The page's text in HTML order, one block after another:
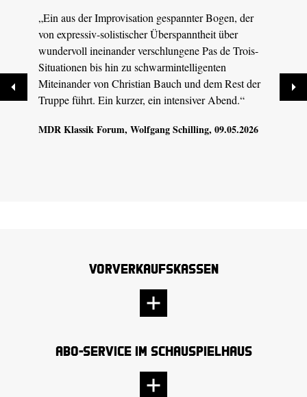
„Ein aus der Improvisation gespannter Bogen, der
von expressiv-solistischer Überspanntheit über
wundervoll ineinander verschlungene Pas de Trois-
Situationen bis hin zu schwarmintelligenten
Miteinander von Christian Bauch und dem Rest der
Truppe führt. Ein kurzer, ein intensiver Abend.“
MDR Klassik Forum, Wolfgang Schilling, 09.05.2026
Vorverkaufskassen
Abo-Service im Schauspielhaus